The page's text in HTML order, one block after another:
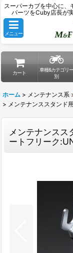
スーパーカブを中心に、
パーツをCuby店長が
メニュー
カート
車種&カテゴリー
別
ホーム > メンテナンス系
> メンテナンススタンド
メンテナンス
ートフリーク